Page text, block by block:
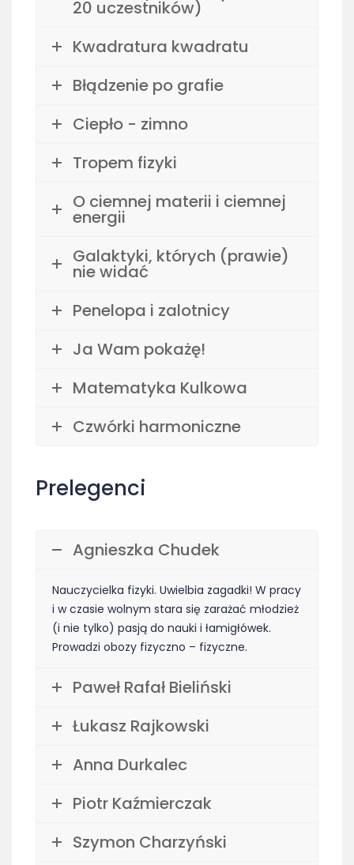
20 uczestników)
Kwadratura kwadratu
Błądzenie po grafie
Ciepło - zimno
Tropem fizyki
O ciemnej materii i ciemnej
energii
Galaktyki, których (prawie)
nie widać
Penelopa i zalotnicy
Ja Wam pokażę!
Matematyka Kulkowa
Czwórki harmoniczne
Prelegenci
Agnieszka Chudek
Nauczycielka fizyki. Uwielbia zagadki! W pracy
i w czasie wolnym stara się zarażać młodzież
(i nie tylko) pasją do nauki i łamigłówek.
Prowadzi obozy fizyczno – fizyczne.
Paweł Rafał Bieliński
Łukasz Rajkowski
Anna Durkalec
Piotr Kaźmierczak
Szymon Charzyński